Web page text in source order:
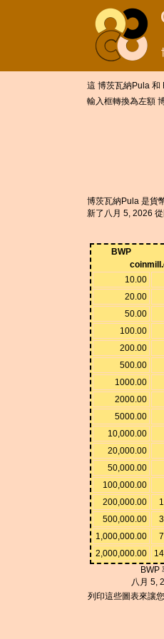
這 博茨瓦納Pula 和
輸入框轉換為左額
博茨瓦納Pula 是貨
新了八月 5, 2026
BWP
10.00
20.00
50.00
100.00
200.00
500.00
1000.00
2000.00
5000.00
10,000.00
20,000.00
50,000.00
100,000.00
200,000.00
500,000.00
1,000,000.00
2,000,000.00
BWP
八月 5,
列印這些圖表來讓